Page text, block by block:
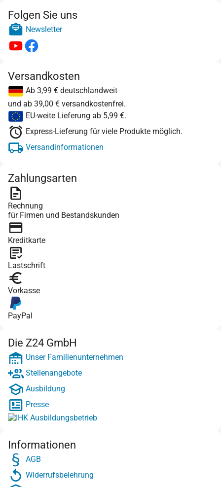
Folgen Sie uns
Newsletter
Versandkosten
Ab 3,99 € deutschlandweit
und ab 39,00 € versandkostenfrei.
EU-weite Lieferung ab 5,99 €.
Express-Lieferung für viele Produkte möglich.
Versandinformationen
Zahlungsarten
Rechnung
für Firmen und Bestandskunden
Kreditkarte
Lastschrift
Vorkasse
PayPal
Die Z24 GmbH
Unser Familienunternehmen
Stellenangebote
Ausbildung
Presse
Informationen
AGB
Widerrufsbelehrung